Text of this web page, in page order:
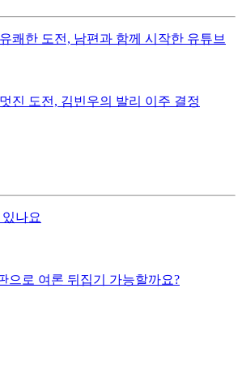
쾌한 도전, 남편과 함께 시작한 유튜브
진 도전, 김빈우의 발리 이주 결정
나요
으로 여론 뒤집기 가능할까요?